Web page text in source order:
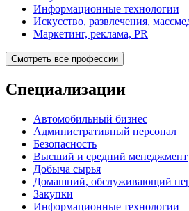
Информационные технологии
Искусство, развлечения,
Маркетинг, реклама, PR
Смотреть все профессии
Специализации
Автомобильный бизнес
Административный персонал
Безопасность
Высший и средний менеджмент
Добыча сырья
Домашний, обслуживающий
Закупки
Информационные технологии